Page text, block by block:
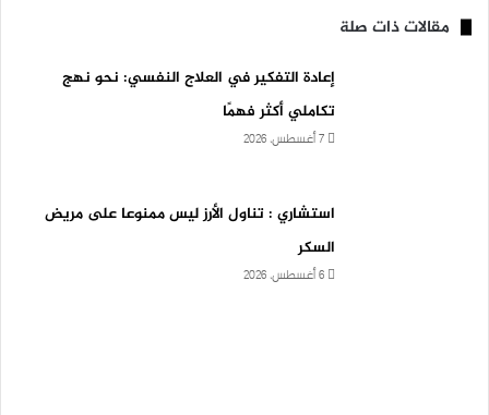
مقالات ذات صلة
إعادة التفكير في العلاج النفسي: نحو نهج
تكاملي أكثر فهمًا
7 أغسطس، 2026
استشاري : تناول الأرز ليس ممنوعا على مريض
السكر
6 أغسطس، 2026